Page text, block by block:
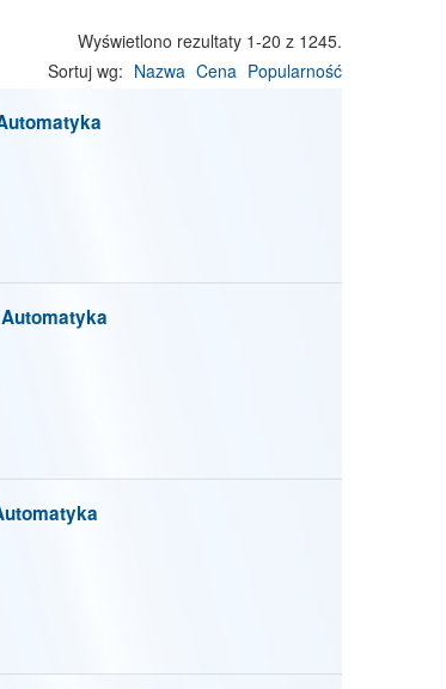
Wyświetlono rezultaty 1-20 z 1245.
Sortuj wg: Nazwa Cena Popularność